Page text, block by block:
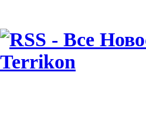
06.08.26 09:39
Испания